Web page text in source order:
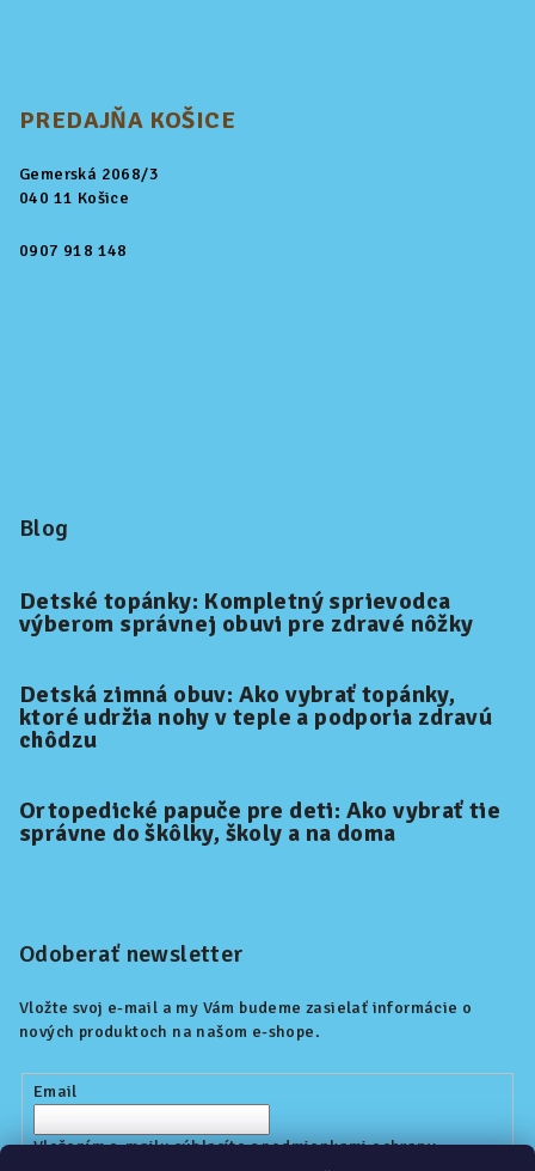
PREDAJŇA KOŠICE
Gemerská 2068/3
040 11 Košice
0907 918 148
Blog
Detské topánky: Kompletný sprievodca
výberom správnej obuvi pre zdravé nôžky
Detská zimná obuv: Ako vybrať topánky,
ktoré udržia nohy v teple a podporia zdravú
chôdzu
Ortopedické papuče pre deti: Ako vybrať tie
správne do škôlky, školy a na doma
Odoberať newsletter
Vložte svoj e-mail a my Vám budeme zasielať informácie o
nových produktoch na našom e-shope.
Email
Vložením e-mailu súhlasíte spodmienkami ochrany